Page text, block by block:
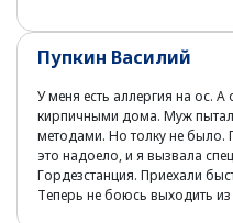
Пупкин Василий
У меня есть аллергия на ос.
кирпичными дома. Муж
методами. Но толку не
это надоело, и я вызвала
Гордезстанция. Приехали
Теперь не боюсь выходить